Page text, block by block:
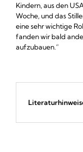
Kindern, aus den
Woche, und das
eine sehr wichtige
fanden wir bald
aufzubauen.“